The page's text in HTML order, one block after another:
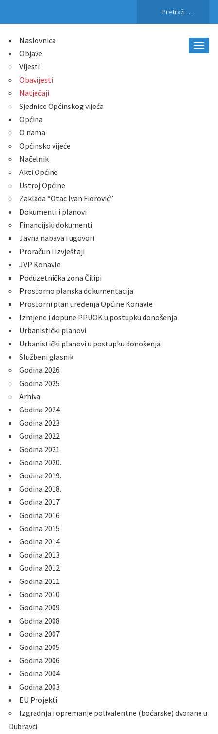
Naslovnica
Objave
Vijesti
Obavijesti
Natječaji
Sjednice Općinskog vijeća
Općina
O nama
Općinsko vijeće
Načelnik
Akti Općine
Ustroj Općine
Zaklada “Otac Ivan Fiorović”
Dokumenti i planovi
Financijski dokumenti
Javna nabava i ugovori
Proračun i izvještaji
JVP Konavle
Poduzetnička zona Čilipi
Prostorno planska dokumentacija
Prostorni plan uređenja Općine Konavle
Izmjene i dopune PPUOK u postupku donošenja
Urbanistički planovi
Urbanistički planovi u postupku donošenja
Službeni glasnik
Godina 2026
Godina 2025
Arhiva
Godina 2024
Godina 2023
Godina 2022
Godina 2021
Godina 2020.
Godina 2019.
Godina 2018.
Godina 2017
Godina 2016
Godina 2015
Godina 2014
Godina 2013
Godina 2012
Godina 2011
Godina 2010
Godina 2009
Godina 2008
Godina 2007
Godina 2005
Godina 2006
Godina 2004
Godina 2003
EU Projekti
Izgradnja i opremanje polivalentne (boćarske) dvorane u
Dubravci